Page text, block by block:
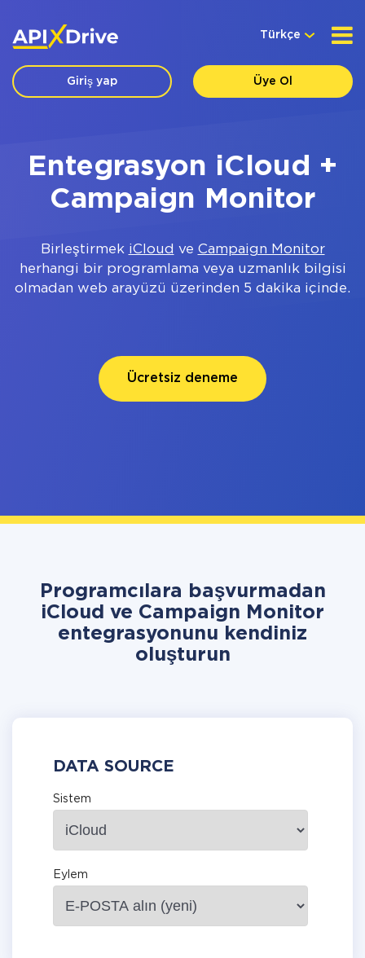
Türkçe
Giriş yap Üye Ol
Entegrasyon iCloud +
Campaign Monitor
Birleştirmek iCloud ve Campaign Monitor
herhangi bir programlama veya uzmanlık bilgisi
olmadan web arayüzü üzerinden 5 dakika içinde.
Ücretsiz deneme
Programcılara başvurmadan
iCloud ve Campaign Monitor
entegrasyonunu kendiniz
oluşturun
DATA SOURCE
Sistem
Eylem